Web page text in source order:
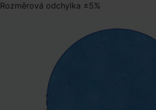
Rozměrová odchylka ±5%